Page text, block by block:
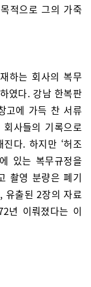
적으로 그의 가죽
하는 회사의 복무
였다. 강남 한복판
고에 가득 찬 서류
사들의 기록으로
다. 하지만 ‘허조
있는 복무규정을
촬영 분량은 폐기
유출된 2장의 자료
년 이뤄졌다는 이